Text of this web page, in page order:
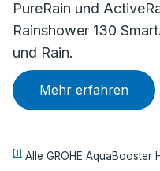
PureRain und
Rainshower 130
und Rain.
Mehr erfahren
[1]
Alle GROHE